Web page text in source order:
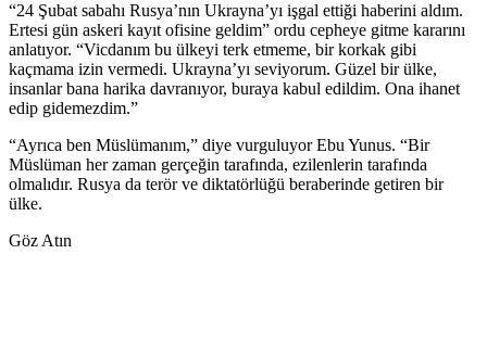
“24 Şubat sabahı Rusya’nın Ukrayna’yı işgal ettiği haberini aldım.
Ertesi gün askeri kayıt ofisine geldim” ordu cepheye gitme kararını
anlatıyor. “Vicdanım bu ülkeyi terk etmeme, bir korkak gibi
kaçmama izin vermedi. Ukrayna’yı seviyorum. Güzel bir ülke,
insanlar bana harika davranıyor, buraya kabul edildim. Ona ihanet
edip gidemezdim.”
“Ayrıca ben Müslümanım,” diye vurguluyor Ebu Yunus. “Bir
Müslüman her zaman gerçeğin tarafında, ezilenlerin tarafında
olmalıdır. Rusya da terör ve diktatörlüğü beraberinde getiren bir
ülke.
Göz Atın